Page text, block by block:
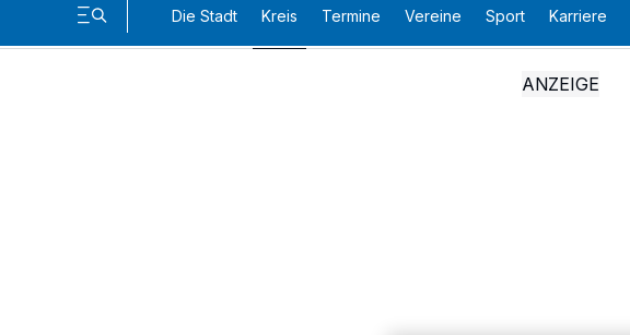
Die Stadt Kreis Termine Vereine Sport Karriere